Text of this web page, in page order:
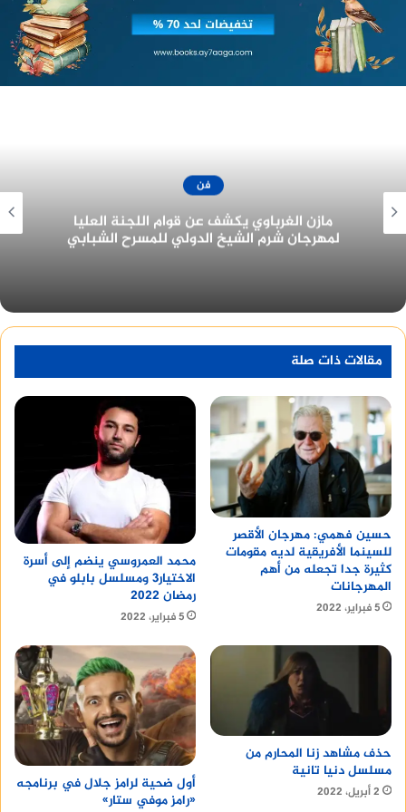
فن
جزيرة غمام يحتل نصيب الأسد من جوائز مهرجان
القاهرة للدراما في دورته الأولى ٢٠٢٢
مقالات ذات صلة
حسين فهمي: مهرجان الأقصر
للسينما الأفريقية لديه مقومات
كثيرة جدا تجعله من أهم
المهرجانات
5 فبراير، 2022
محمد العمروسي ينضم إلى أسرة
الاختيار3 ومسلسل بابلو في
رمضان 2022
5 فبراير، 2022
حذف مشاهد زنا المحارم من
مسلسل دنيا تانية
2 أبريل، 2022
أول ضحية لرامز جلال في برنامجه
«رامز موفي ستار»